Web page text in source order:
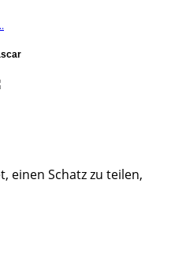
einen Schatz zu teilen,